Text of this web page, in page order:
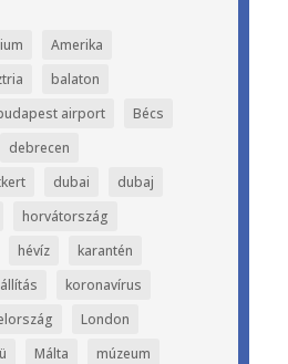
Amerika
balaton
airport
Bécs
debrecen
dubai
dubaj
horvátország
hévíz
karantén
koronavírus
London
Málta
múzeum